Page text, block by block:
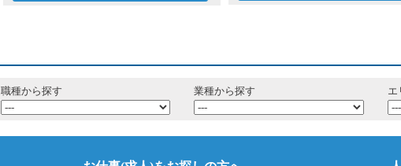
職種から探す 業種から探す エ